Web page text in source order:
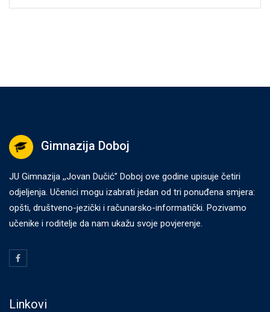
Gimnazija Doboj
JU Gimnazija ,,Jovan Dučić” Doboj ove godine upisuje četiri
odjeljenja. Učenici mogu izabrati jedan od tri ponuđena smjera:
opšti, društveno-jezički i računarsko-informatički. Pozivamo
učenike i roditelje da nam ukažu svoje povjerenje.
Linkovi